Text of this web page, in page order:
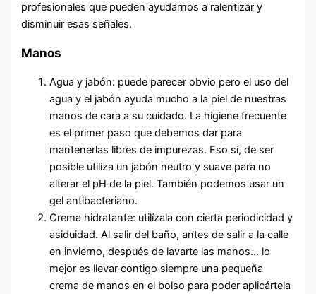
profesionales que pueden ayudarnos a ralentizar y
disminuir esas señales.
Manos
Agua y jabón: puede parecer obvio pero el uso del
agua y el jabón ayuda mucho a la piel de nuestras
manos de cara a su cuidado. La higiene frecuente
es el primer paso que debemos dar para
mantenerlas libres de impurezas. Eso sí, de ser
posible utiliza un jabón neutro y suave para no
alterar el pH de la piel. También podemos usar un
gel antibacteriano.
Crema hidratante: utilízala con cierta periodicidad y
asiduidad. Al salir del baño, antes de salir a la calle
en invierno, después de lavarte las manos… lo
mejor es llevar contigo siempre una pequeña
crema de manos en el bolso para poder aplicártela